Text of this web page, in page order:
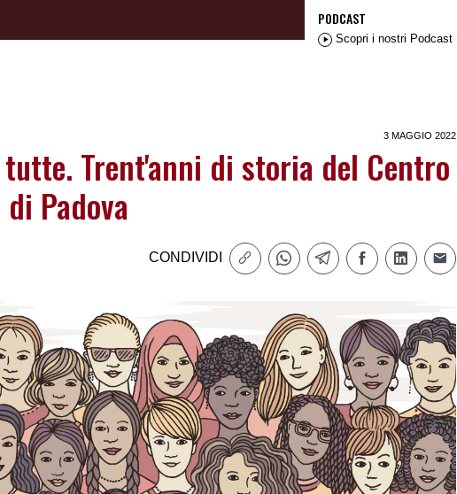
PODCAST
Scopri i nostri Podcast
3 MAGGIO 2022
Trent'anni di storia del Centro
Padova
CONDIVIDI